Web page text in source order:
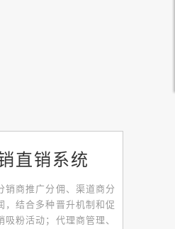
直销系统
销商推广分佣、渠道商分
，结合多种晋升机制和促
吸粉活动；代理商管理、